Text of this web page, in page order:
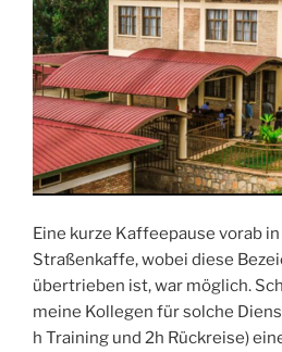
Eine kurze Kaffeepause vorab
Straßenkaffe, wobei diese
übertrieben ist, war möglich.
meine Kollegen für solche
h Training und 2h Rückreise)